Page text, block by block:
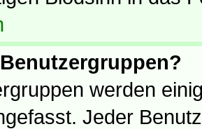
werden
Jeder